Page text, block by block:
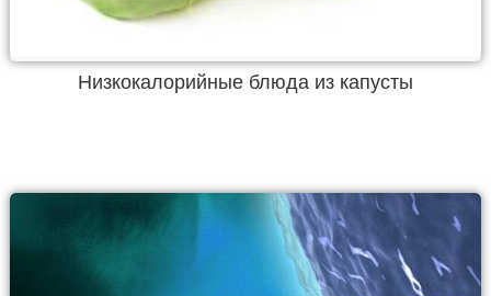
Низкокалорийные блюда из капусты